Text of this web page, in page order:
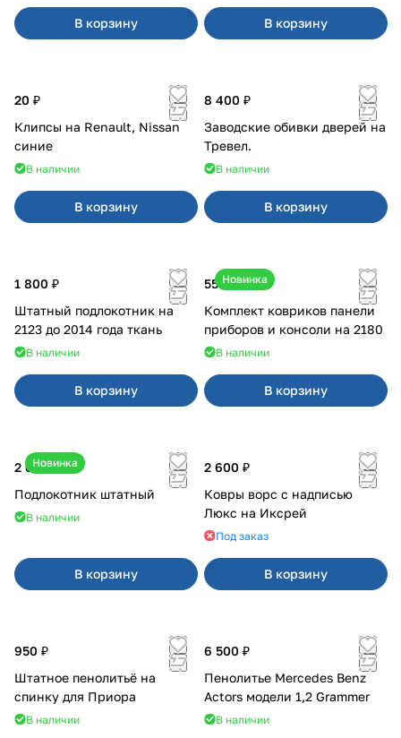
В корзину В корзину
20 ₽
Клипсы на Renault, Nissan
синие
В наличии
В корзину
8 400 ₽
Заводские обивки дверей на
Тревел.
В наличии
В корзину
1 800 ₽
Штатный подлокотник на
2123 до 2014 года ткань
В наличии
В корзину
Новинка
550 ₽
Комплект ковриков панели
приборов и консоли на 2180
В наличии
В корзину
Новинка
2 600 ₽
Подлокотник штатный
В наличии
В корзину
2 600 ₽
Ковры ворс с надписью
Люкс на Иксрей
Под заказ
В корзину
950 ₽
Штатное пенолитьё на
спинку для Приора
В наличии
6 500 ₽
Пенолитье Mercedes Benz
Actors модели 1,2 Grammer
В наличии